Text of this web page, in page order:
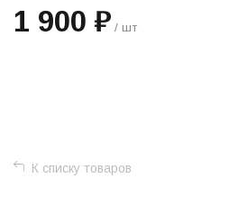
1 900 ₽ / шт
К списку товаров